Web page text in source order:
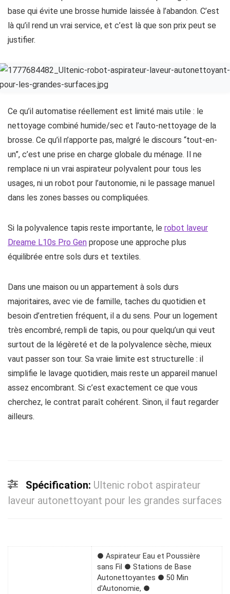
base qui évite une brosse humide laissée à l’abandon. C’est
là qu’il rend un vrai service, et c’est là que son prix peut se
justifier.
Ce qu’il automatise réellement est limité mais utile : le
nettoyage combiné humide/sec et l’auto-nettoyage de la
brosse. Ce qu’il n’apporte pas, malgré le discours “tout-en-
un”, c’est une prise en charge globale du ménage. Il ne
remplace ni un vrai aspirateur polyvalent pour tous les
usages, ni un robot pour l’autonomie, ni le passage manuel
dans les zones basses ou compliquées.
Si la polyvalence tapis reste importante, le robot laveur
Dreame L10s Pro Gen propose une approche plus
équilibrée entre sols durs et textiles.
Dans une maison ou un appartement à sols durs
majoritaires, avec vie de famille, taches du quotidien et
besoin d’entretien fréquent, il a du sens. Pour un logement
très encombré, rempli de tapis, ou pour quelqu’un qui veut
surtout de la légèreté et de la polyvalence sèche, mieux
vaut passer son tour. Sa vraie limite est structurelle : il
simplifie le lavage quotidien, mais reste un appareil manuel
assez encombrant. Si c’est exactement ce que vous
cherchez, le contrat paraît cohérent. Sinon, il faut regarder
ailleurs.
Spécification: Ultenic robot aspirateur
laveur autonettoyant pour les grandes surfaces
● Aspirateur Eau et Poussière
sans Fil ● Stations de Base
Autonettoyantes ● 50 Min
d'Autonomie, ●